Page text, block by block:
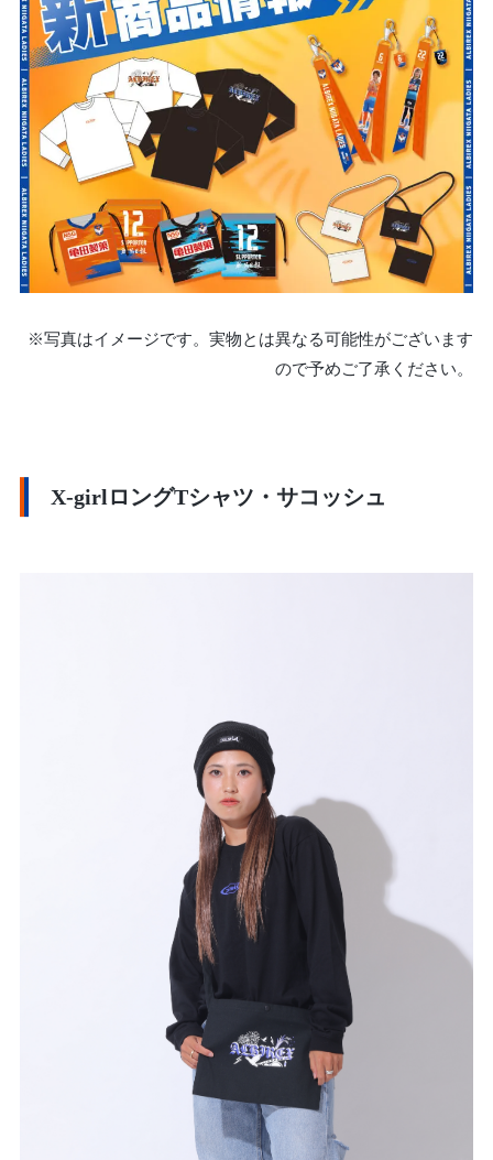
※写真はイメージです。実物とは異なる可能性がございます
ので予めご了承ください。
X-girlロングTシャツ・サコッシュ